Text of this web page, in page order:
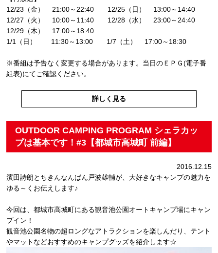
12/23（金） 21:00～22:40 12/25（日） 13:00～14:40
12/27（火） 10:00～11:40 12/28（水） 23:00～24:40
12/29（木） 17:00～18:40
1/1（日） 11:30～13:00 1/7（土） 17:00～18:30
※番組は予告なく変更する場合があります。当日のＥＰＧ(電子番
組表)にてご確認ください。
詳しく見る
OUTDOOR CAMPING PROGRAM シェラカッ
プは基本です！#3【都城市高城町 前編】
2016.12.15
濱田詩朗とちきんなんばん戸波雄輔が、大好きなキャンプの魅力を
ゆる～くお伝えします♪
今回は、都城市高城町にある観音池公園オートキャンプ場にキャン
プイン！
観音池公園名物の超ロングなアトラクションを楽しんだり、テント
やマットなどおすすめのキャンプグッズを紹介します☆